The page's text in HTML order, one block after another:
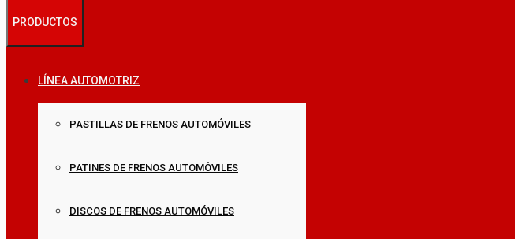
PRODUCTOS
LÍNEA AUTOMOTRIZ
PASTILLAS DE FRENOS AUTOMÓVILES
PATINES DE FRENOS AUTOMÓVILES
DISCOS DE FRENOS AUTOMÓVILES